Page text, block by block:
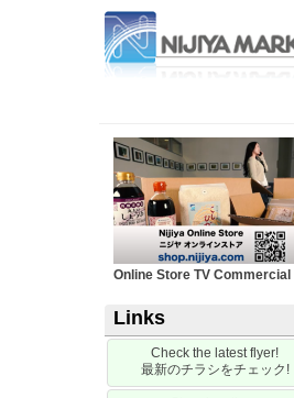
Online Store TV Commercial
Links
Check the latest flyer!
最新のチラシをチェック !